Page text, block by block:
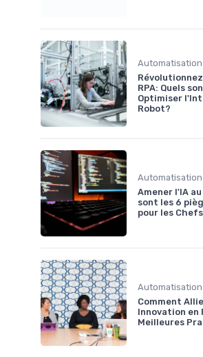
Automatisation
RPA: Quels
Optimiser
Robot?
Automatisation
Amener l'IA au
sont les 6
pour les
Automatisation
Comment
Innovation en
Meilleures